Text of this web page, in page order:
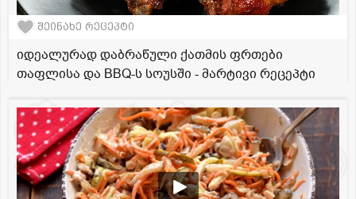
შეინახე რეცეპტი
იდეალურად დაბრაწული ქათმის ფრთები
თაფლისა და BBQ-ს სოუსში - მარტივი რეცეპტი